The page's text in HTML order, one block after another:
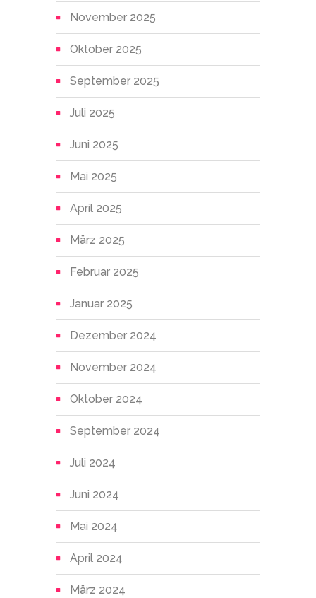
November 2025
Oktober 2025
September 2025
Juli 2025
Juni 2025
Mai 2025
April 2025
März 2025
Februar 2025
Januar 2025
Dezember 2024
November 2024
Oktober 2024
September 2024
Juli 2024
Juni 2024
Mai 2024
April 2024
März 2024